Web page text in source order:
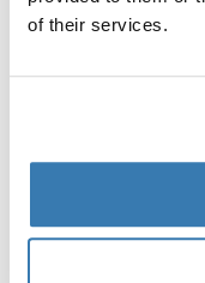
of their services.
Thule
espacio fuera de tu
Estos paneles